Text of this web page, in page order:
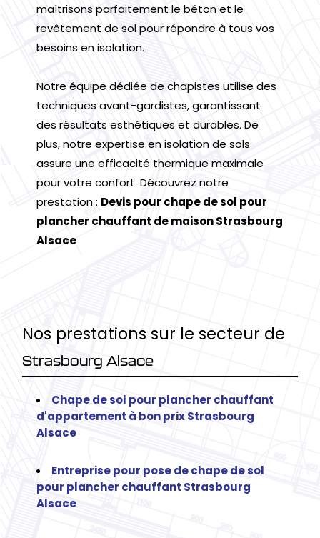
maîtrisons parfaitement le béton et le
revêtement de sol pour répondre à tous vos
besoins en isolation.
Notre équipe dédiée de chapistes utilise des
techniques avant-gardistes, garantissant
des résultats esthétiques et durables. De
plus, notre expertise en isolation de sols
assure une efficacité thermique maximale
pour votre confort. Découvrez notre
prestation : Devis pour chape de sol pour
plancher chauffant de maison Strasbourg
Alsace
Nos prestations sur le secteur de
Strasbourg Alsace
Chape de sol pour plancher chauffant
d'appartement à bon prix Strasbourg
Alsace
Entreprise pour pose de chape de sol
pour plancher chauffant Strasbourg
Alsace